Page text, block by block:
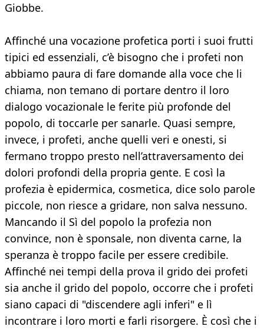
Giobbe.
Affinché una vocazione profetica porti i suoi frutti
tipici ed essenziali, c’è bisogno che i profeti non
abbiamo paura di fare domande alla voce che li
chiama, non temano di portare dentro il loro
dialogo vocazionale le ferite più profonde del
popolo, di toccarle per sanarle. Quasi sempre,
invece, i profeti, anche quelli veri e onesti, si
fermano troppo presto nell’attraversamento dei
dolori profondi della propria gente. E così la
profezia è epidermica, cosmetica, dice solo parole
piccole, non riesce a gridare, non salva nessuno.
Mancando il Sì del popolo la profezia non
convince, non è sponsale, non diventa carne, la
speranza è troppo facile per essere credibile.
Affinché nei tempi della prova il grido dei profeti
sia anche il grido del popolo, occorre che i profeti
siano capaci di "discendere agli inferi" e lì
incontrare i loro morti e farli risorgere. È così che i